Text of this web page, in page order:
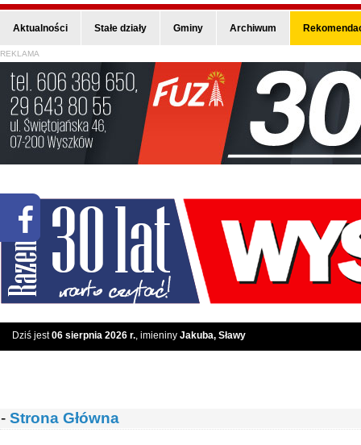
Aktualności Stałe działy Gminy Archiwum
REKLAMA
Dziś jest06 sierpnia 2026 r., imieniny Jakuba, Sławy
- Strona Główna